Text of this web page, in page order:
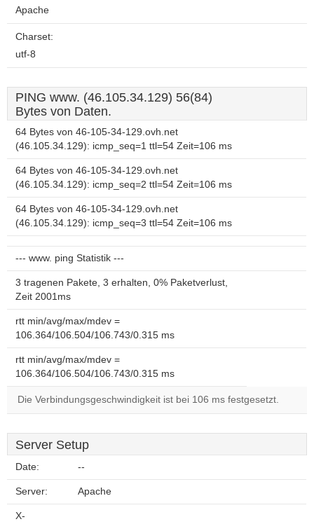
Apache
Charset:
utf-8
PING www. (46.105.34.129) 56(84)
Bytes von Daten.
64 Bytes von 46-105-34-129.ovh.net
(46.105.34.129): icmp_seq=1 ttl=54 Zeit=106 ms
64 Bytes von 46-105-34-129.ovh.net
(46.105.34.129): icmp_seq=2 ttl=54 Zeit=106 ms
64 Bytes von 46-105-34-129.ovh.net
(46.105.34.129): icmp_seq=3 ttl=54 Zeit=106 ms
--- www. ping Statistik ---
3 tragenen Pakete, 3 erhalten, 0% Paketverlust,
Zeit 2001ms
rtt min/avg/max/mdev =
106.364/106.504/106.743/0.315 ms
rtt min/avg/max/mdev =
106.364/106.504/106.743/0.315 ms
Die Verbindungsgeschwindigkeit ist bei 106 ms festgesetzt.
Server Setup
Date: --
Server: Apache
X-